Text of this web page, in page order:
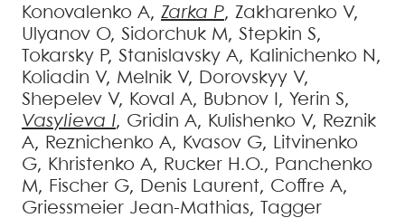
Konovalenko A, Zarka P, Zakharenko V,
Ulyanov O, Sidorchuk M, Stepkin S,
Tokarsky P, Stanislavsky A, Kalinichenko N,
Koliadin V, Melnik V, Dorovskyy V,
Shepelev V, Koval A, Bubnov , Yerin S,
Vasylieva I, Gridin A, Kulishenko V, Reznik
A, Reznichenko A, Kvasov G, Litvinenko
G, Khristenko A, Rucker H.O., Panchenko
M, Fischer G, Denis Laurent, Coffre A,
Griessmeier Jean-Mathias,
Tagger